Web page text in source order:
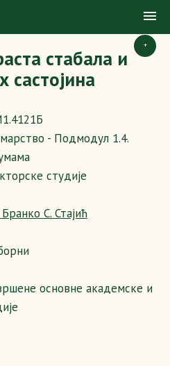
+
стабала и
састојина
- Подмодул 1.4.
студије
С. Стајић
основне академске и